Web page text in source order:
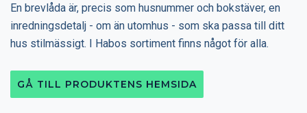
En brevlåda är, precis som husnummer och bokstäver, en
inredningsdetalj - om än utomhus - som ska passa till ditt
hus stilmässigt. I Habos sortiment finns något för alla.
GÅ TILL PRODUKTENS HEMSIDA